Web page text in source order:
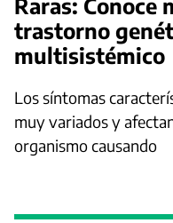
Raras: Conoce
trastorno
multisistémico
Los síntomas
muy variados y
organismo causando